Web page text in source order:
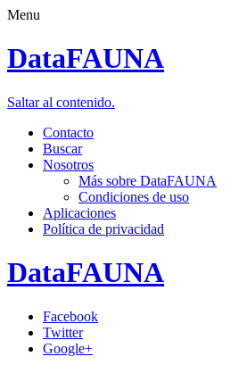
Menu
DataFAUNA
Saltar al contenido.
Contacto
Buscar
Nosotros
Más sobre DataFAUNA
Condiciones de uso
Aplicaciones
Política de privacidad
DataFAUNA
Facebook
Twitter
Google+